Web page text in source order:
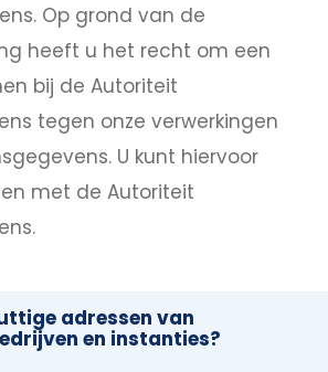
Op grond van de
heeft u het recht om een
bij de Autoriteit
tegen onze verwerkingen
U kunt hiervoor
met de Autoriteit
adressen van
en instanties?